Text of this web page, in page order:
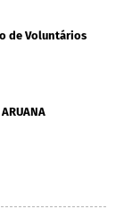
de Voluntários